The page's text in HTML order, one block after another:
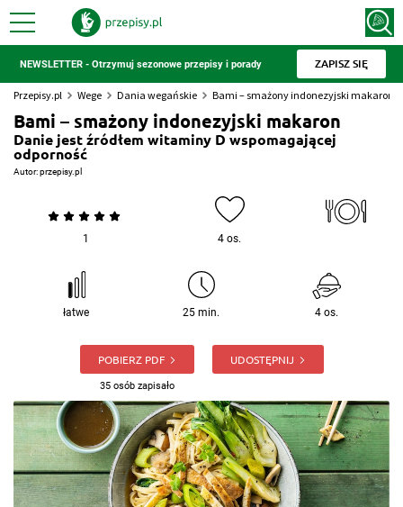
NEWSLETTER - Otrzymuj sezonowe przepisy i porady ZAPISZ SIĘ
Przepisy.pl Wege Dania wegańskie Bami – smażony indonezyjski makaron
Bami – smażony indonezyjski makaron
Danie jest źródłem witaminy D wspomagającej
odporność
Autor:przepisy.pl
1 4 os.
łatwe 25 min. 4 os.
POBIERZ PDF
35 osób zapisało
UDOSTĘPNIJ